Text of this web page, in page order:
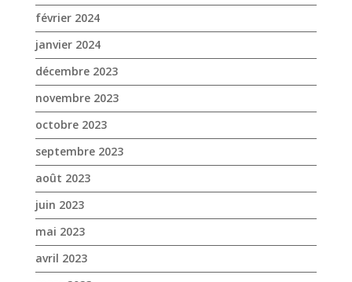
février 2024
janvier 2024
décembre 2023
novembre 2023
octobre 2023
septembre 2023
août 2023
juin 2023
mai 2023
avril 2023